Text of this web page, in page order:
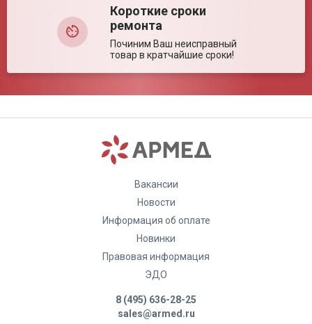
Короткие сроки
ремонта
Починим Ваш неисправный
товар в кратчайшие сроки!
Вакансии
Новости
Информация об оплате
Новинки
Правовая информация
ЭДО
8 (495) 636-28-25
sales@armed.ru